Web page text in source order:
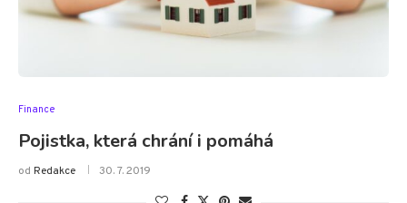
Finance
Pojistka, která chrání i pomáhá
od Redakce 30. 7. 2019